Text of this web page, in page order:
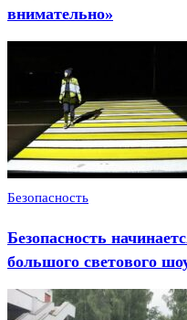
внимательно»
Безопасность
Безопасность
большого светового